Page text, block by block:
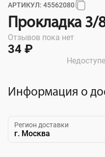
АРТИКУЛ: 45562080
Прокладка 3/
Отзывов пока нет
34 ₽
Информация о
Регион доставки
г. Москва